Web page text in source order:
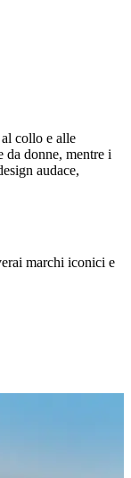
collo e alle
da donne, mentre i
audace,
marchi iconici e